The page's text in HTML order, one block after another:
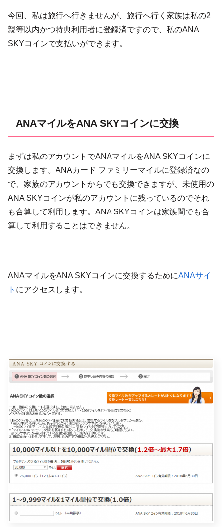
今回、私は旅行へ行きませんが、旅行へ行く家族は私の2
親等以内かつ特典利用者に登録済ですので、私のANA
SKYコインで支払いができます。
ANAマイルをANA SKYコインに交換
まずは私のアカウントでANAマイルをANA SKYコインに
交換します。ANAカード ファミリーマイルに登録済なの
で、家族のアカウントからでも交換できますが、未使用の
ANA SKYコインが私のアカウントに残っているのでそれ
も合算して利用します。ANA SKYコインは家族間でも合
算して利用することはできません。
ANAマイルをANA SKYコインに交換するためにANAサイ
ト にアクセスします。